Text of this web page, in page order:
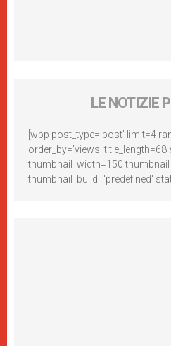
LE NOTIZIE
[wpp post_type='post' limit=4
order_by='views' title_length=68
thumbnail_width=150
thumbnail_build='predefined'